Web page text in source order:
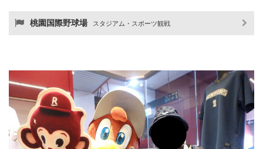
桃園国際野球場 スタジアム・スポーツ観戦